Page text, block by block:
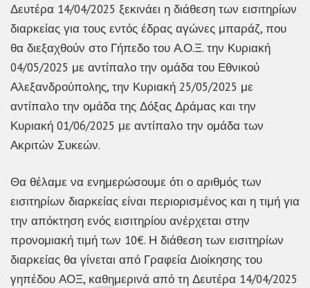
Δευτέρα 14/04/2025 ξεκινάει η διάθεση των εισιτηρίων
διαρκείας για τους εντός έδρας αγώνες μπαράζ, που
θα διεξαχθούν στο Γήπεδο του Α.Ο.Ξ. την Κυριακή
04/05/2025 με αντίπαλο την ομάδα του Εθνικού
Αλεξανδρούπολης, την Κυριακή 25/05/2025 με
αντίπαλο την ομάδα της Δόξας Δράμας και την
Κυριακή 01/06/2025 με αντίπαλο την ομάδα των
Ακριτών Συκεών.
Θα θέλαμε να ενημερώσουμε ότι ο αριθμός των
εισιτηρίων διαρκείας είναι περιορισμένος και η τιμή για
την απόκτηση ενός εισιτηρίου ανέρχεται στην
προνομιακή τιμή των 10€. Η διάθεση των εισιτηρίων
διαρκείας θα γίνεται από Γραφεία Διοίκησης του
γηπέδου ΑΟΞ, καθημερινά από τη Δευτέρα 14/04/2025